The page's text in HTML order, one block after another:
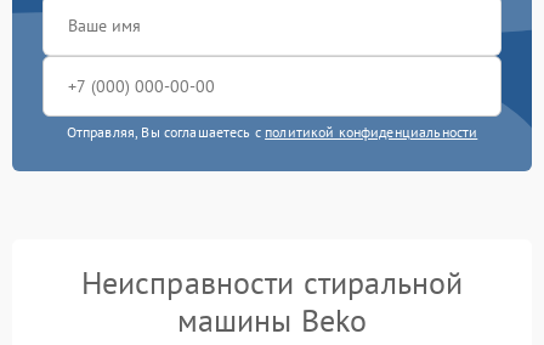
Отправляя, Вы соглашаетесь с политикой конфиденциальности
Неисправности стиральной
машины Beko